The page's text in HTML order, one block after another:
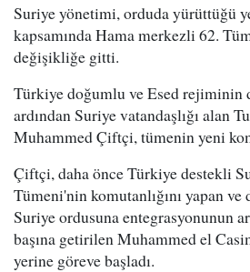
Suriye yönetimi, orduda yürüttüğü
kapsamında Hama merkezli 62.
değişikliğe gitti.
Türkiye doğumlu ve Esed rejiminin
ardından Suriye vatandaşlığı alan
Muhammed Çiftçi, tümenin yeni
Çiftçi, daha önce Türkiye destekli
Tümeni'nin komutanlığını yapan ve
Suriye ordusuna entegrasyonunun
başına getirilen Muhammed el
yerine göreve başladı.